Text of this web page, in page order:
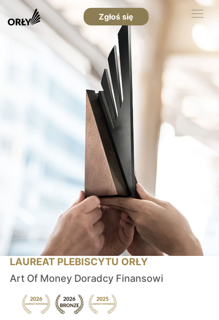
Zgłoś się
LAUREAT PLEBISCYTU ORŁY
Art Of Money Doradcy Finansowi